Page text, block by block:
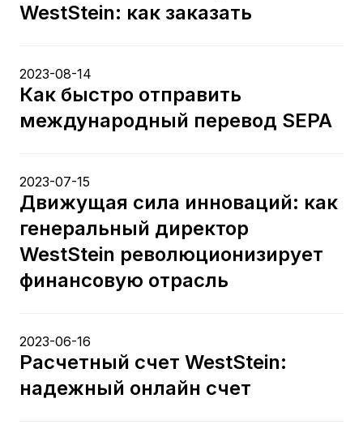
WestStein: как заказать
2023-08-14
Как быстро отправить
международный перевод SEPA
2023-07-15
Движущая сила инноваций: как
генеральный директор
WestStein революционизирует
финансовую отрасль
2023-06-16
Расчетный счет WestStein:
надежный онлайн счет